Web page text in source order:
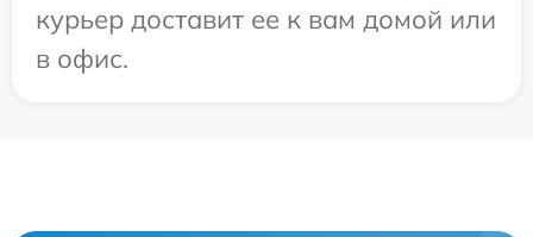
курьер доставит ее к вам домой или
в офис.